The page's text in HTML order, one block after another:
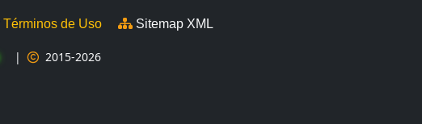
Términos de Uso Sitemap XML
| 2015-2026